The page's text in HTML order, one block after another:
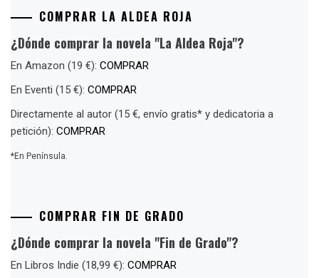
COMPRAR LA ALDEA ROJA
¿Dónde comprar la novela "La Aldea Roja"?
En Amazon (19 €): COMPRAR
En Eventi (15 €): COMPRAR
Directamente al autor (15 €, envío gratis* y dedicatoria a
petición): COMPRAR
*En Península.
COMPRAR FIN DE GRADO
¿Dónde comprar la novela "Fin de Grado"?
En Libros Indie (18,99 €): COMPRAR